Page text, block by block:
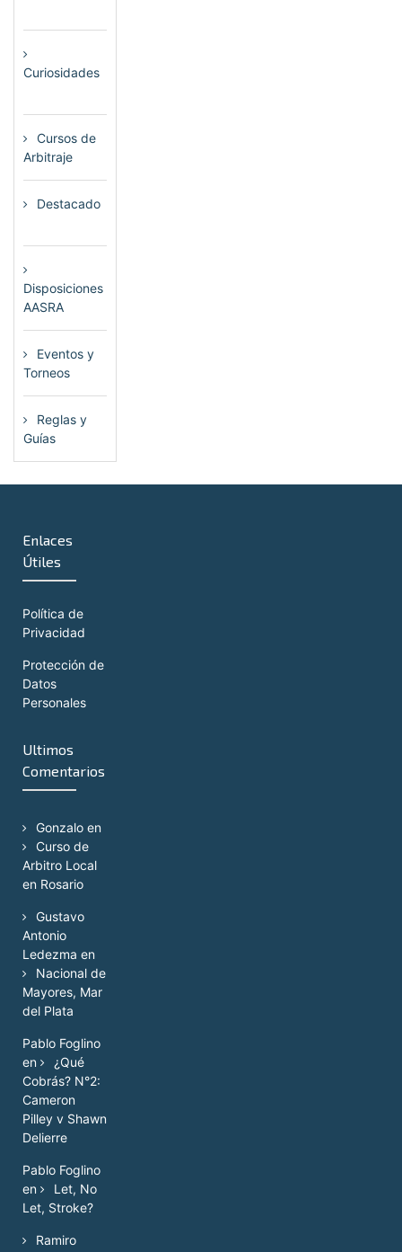
Curiosidades
Cursos de
Arbitraje
Destacado
Disposiciones
AASRA
Eventos y
Torneos
Reglas y
Guías
Enlaces
Útiles
Política de
Privacidad
Protección de
Datos
Personales
Ultimos
Comentarios
Gonzalo en
Curso de
Arbitro Local
en Rosario
Gustavo
Antonio
Ledezma en
Nacional de
Mayores, Mar
del Plata
Pablo Foglino
en
¿Qué
Cobrás? N°2:
Cameron
Pilley v Shawn
Delierre
Pablo Foglino
en
Let, No
Let, Stroke?
Ramiro